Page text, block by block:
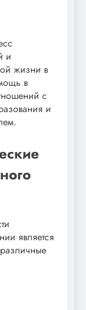
и
жизни в
в
с
и
является